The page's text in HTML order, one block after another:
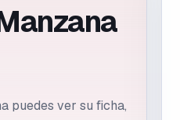
puedes ver su ficha,